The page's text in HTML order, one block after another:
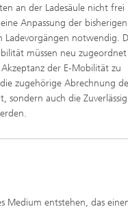
an der Ladesäule nicht frei
Anpassung der bisherigen
Ladevorgängen notwendig.
müssen neu zugeordnet
der E-Mobilität zu
zugehörige Abrechnung
sondern auch die
Medium entstehen, das